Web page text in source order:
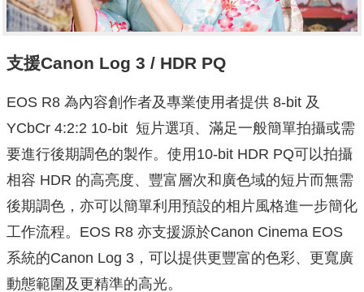
支援Canon Log 3 / HDR PQ
EOS R8 為內容創作者及專業使用者提供 8-bit 及
YCbCr 4:2:2 10-bit 短片選項、滿足一般簡單拍攝或需
要進行後期調色的製作。使用10-bit HDR PQ可以拍攝
相容 HDR 的高亮度、豐富層次和廣色域的短片而無需
後期調色，亦可以簡單利用預設的相片風格進一步簡化
工作流程。EOS R8 亦支援源於Canon Cinema EOS
系統的Canon Log 3，可以提供更豐富的色彩、更寬廣
動態範圍及更精準的高光。